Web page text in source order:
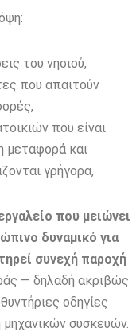
του νησιού,
που απαιτούν
που είναι
μεταφορά και
γρήγορα,
που μειώνει
δυναμικό για
συνεχή παροχή
— δηλαδή ακριβώς
οδηγίες
συσκευών.